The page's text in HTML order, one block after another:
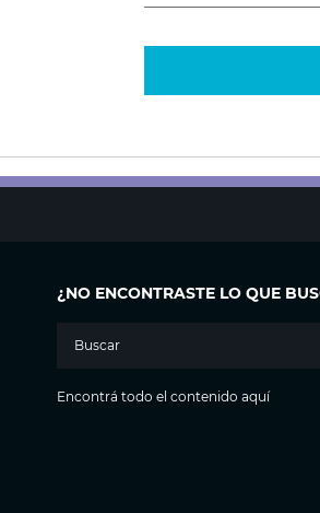
¿NO ENCONTRASTE LO QUE
Encontrá todo el contenido aquí